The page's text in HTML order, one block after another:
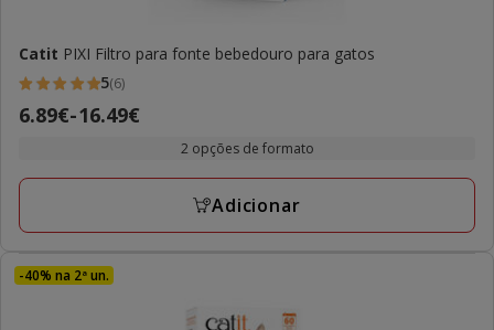
Catit PIXI Filtro para fonte bebedouro para gatos
5
estrelas
6
5(6)
Preço
a
16.49€
6.89€-16.49€
2 opções de formato
Adicionar
-40% na 2ª un.